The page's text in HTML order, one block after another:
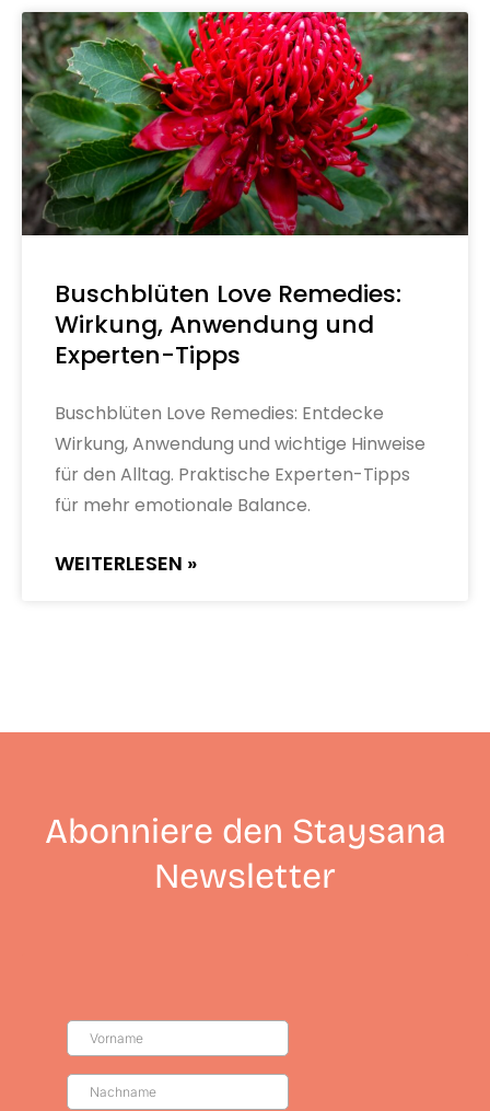
Buschblüten Love Remedies:
Wirkung, Anwendung und
Experten-Tipps
Buschblüten Love Remedies: Entdecke
Wirkung, Anwendung und wichtige Hinweise
für den Alltag. Praktische Experten-Tipps
für mehr emotionale Balance.
WEITERLESEN »
Abonniere den Staysana
Newsletter